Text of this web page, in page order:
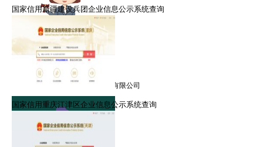
郑律师
擅长：信用修复，信用管理
就职：北京众智众德企业管理有限公司
国家信用新疆建设兵团企业信息公示系统查询
国家信用重庆江津区企业信息公示系统查询